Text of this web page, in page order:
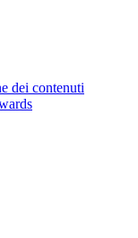
dei contenuti